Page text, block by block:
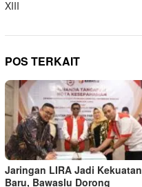
XIII
POS TERKAIT
Jaringan LIRA Jadi Kekuatan
Baru, Bawaslu Dorong